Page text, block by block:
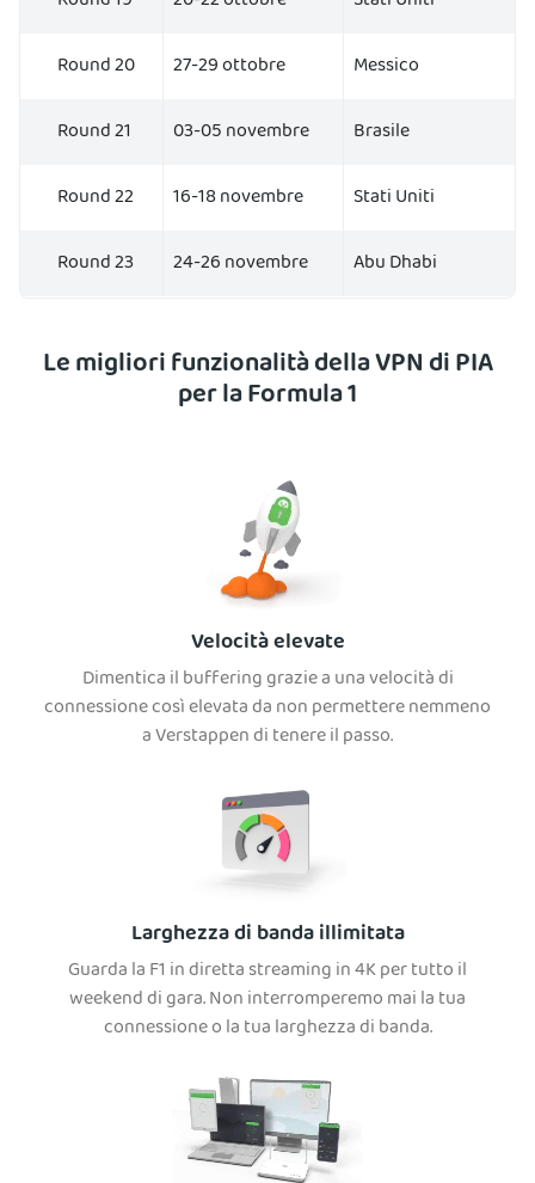
Round 20
27-29 ottobre
Messico
Round 21
03-05 novembre
Brasile
Round 22
16-18 novembre
Stati Uniti
Round 23
24-26 novembre Abu Dhabi
Le migliori funzionalità della VPN di PIA
per la Formula 1
Velocità elevate
Dimentica il buffering grazie a una velocità di
connessione così elevata da non permettere nemmeno
a Verstappen di tenere il passo.
Larghezza di banda illimitata
Guarda la F1 in diretta streaming in 4K per tutto il
weekend di gara. Non interromperemo mai la tua
connessione o la tua larghezza di banda.